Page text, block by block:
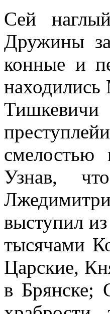
Сей
Дружины
конные и
смелостью
Узнав,
выступил
тысячами
Царские,
в Брянске;